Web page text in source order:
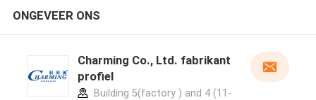
ONGEVEER ONS
Charming Co., Ltd. fabrikant
profiel
Building 5(factory ) and 4 (11-